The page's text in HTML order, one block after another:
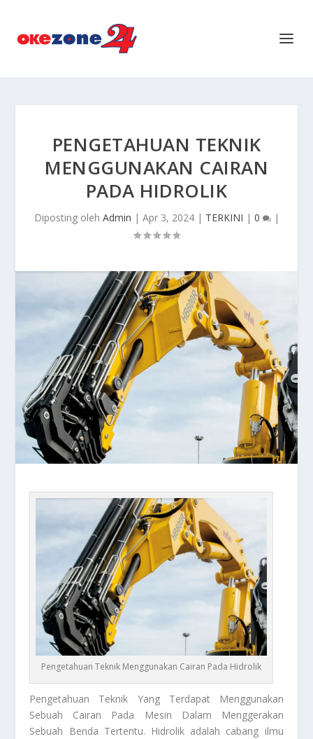
PENGETAHUAN TEKNIK
MENGGUNAKAN CAIRAN
PADA HIDROLIK
Diposting oleh Admin | Apr 3, 2024| TERKINI | 0 |
Pengetahuan Teknik Menggunakan Cairan Pada Hidrolik
Pengetahuan Teknik Yang Terdapat Menggunakan
Sebuah Cairan Pada Mesin Dalam Menggerakan
Sebuah Benda Tertentu. Hidrolik adalah cabang ilmu